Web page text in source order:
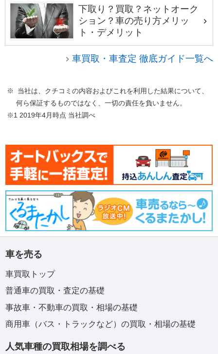
下取り？買取？ネットオーク
ション？車の売り方メリッ
ト・デメリット
車買取・車査定 徹底ガイド一覧へ
※ 当社は、クチコミの内容およびこれを利用した結果について、
何ら保証するものではなく、一切の責任を負いません。
※1 2019年4月時点 当社調べ
車を売る
車買取トップ
普通車の買取・査定の基礎
事故車・不動車の買取・相場の基礎
商用車（バス・トラックなど）の買取・相場の基礎
人気車種の買取相場を調べる